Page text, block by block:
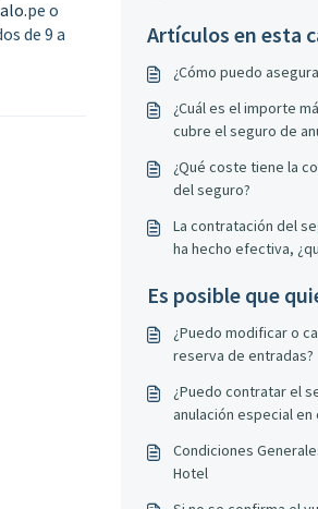
pe o
de 9 a
Artículos en esta
¿Cómo puedo
¿Cuál es el importe
cubre el seguro de
¿Qué coste tiene la
del seguro?
La contratación del
ha hecho efectiva,
Es posible que
¿Puedo modificar o
reserva de entradas?
¿Puedo contratar el
anulación especial en
Condiciones
Hotel